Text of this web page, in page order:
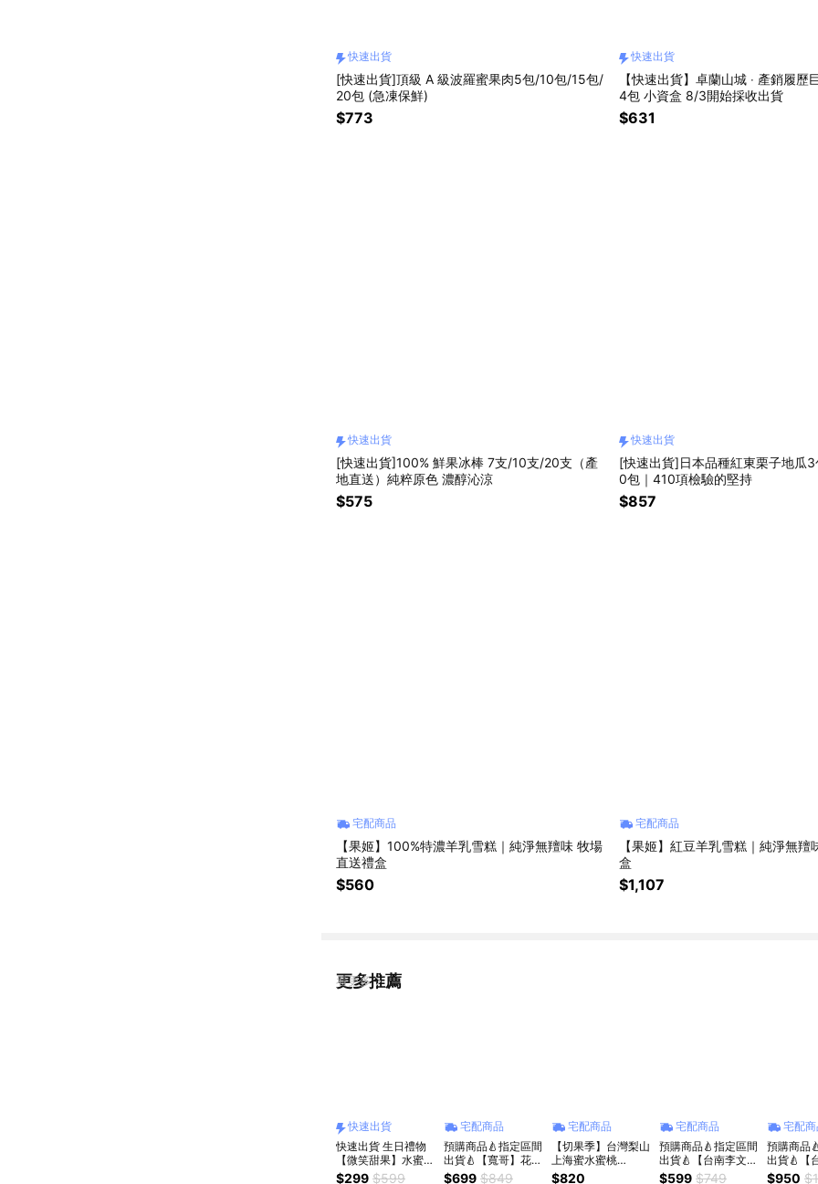
快速出貨
[快速出貨]頂級 A 級波羅蜜果肉5包/10包/15包/
20包 (急凍保鮮)
$773
快速出貨
【快速出貨】卓蘭山城 ‧ 產銷履歷
4包 小資盒 8/3開始採收出貨
$631
快速出貨
[快速出貨]100% 鮮果冰棒 7支/10支/20支（產
地直送）純粹原色 濃醇沁涼
$575
快速出貨
[快速出貨]日本品種紅東栗子地瓜
0包｜410項檢驗的堅持
$857
宅配商品
【果姬】100%特濃羊乳雪糕｜純淨無羶味 牧場
直送禮盒
$560
宅配商品
【果姬】紅豆羊乳雪糕｜純淨無羶
盒
$1,107
更多推薦
看更多
快速出貨
快速出貨 生日禮物
【微笑甜果】水蜜桃
果凍|療癒小物|送同
$299 $599
宅配商品
預購商品🍐指定區間
出貨🍐【寬哥】花蓮
鶴岡冠軍老欉文旦1
$699 $849
宅配商品
【切果季】台灣梨山
上海蜜水蜜桃
(170g±10%/盒)
$820
宅配商品
預購商品🍐指定區間
出貨🍐【台南李文粒
果園】麻豆紅柚3kg
$599 $749
宅配商
預購商品
出貨🍐【
果園】頂
$950